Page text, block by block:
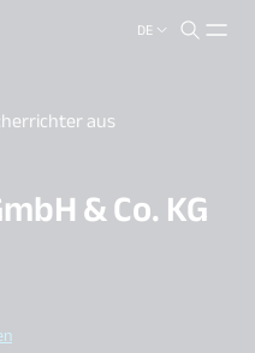
DE
aus
& Co. KG